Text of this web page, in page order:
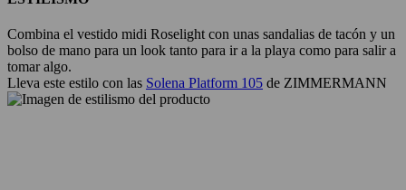
Combina el vestido midi Roselight con unas sandalias de tacón y un
bolso de mano para un look tanto para ir a la playa como para salir a
tomar algo.
Lleva este estilo con las Solena Platform 105 de ZIMMERMANN